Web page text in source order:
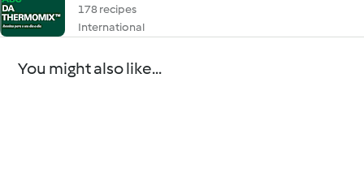
178 recipes
International
You might also like...